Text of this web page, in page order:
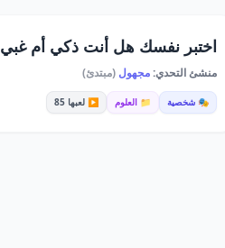
اختبر نفسك هل أنت ذكي أم غبي
منشئ التحدي:مجهول (مبتدئ)
🎭 شخصية 📁 العلوم ▶️ لعبها 85